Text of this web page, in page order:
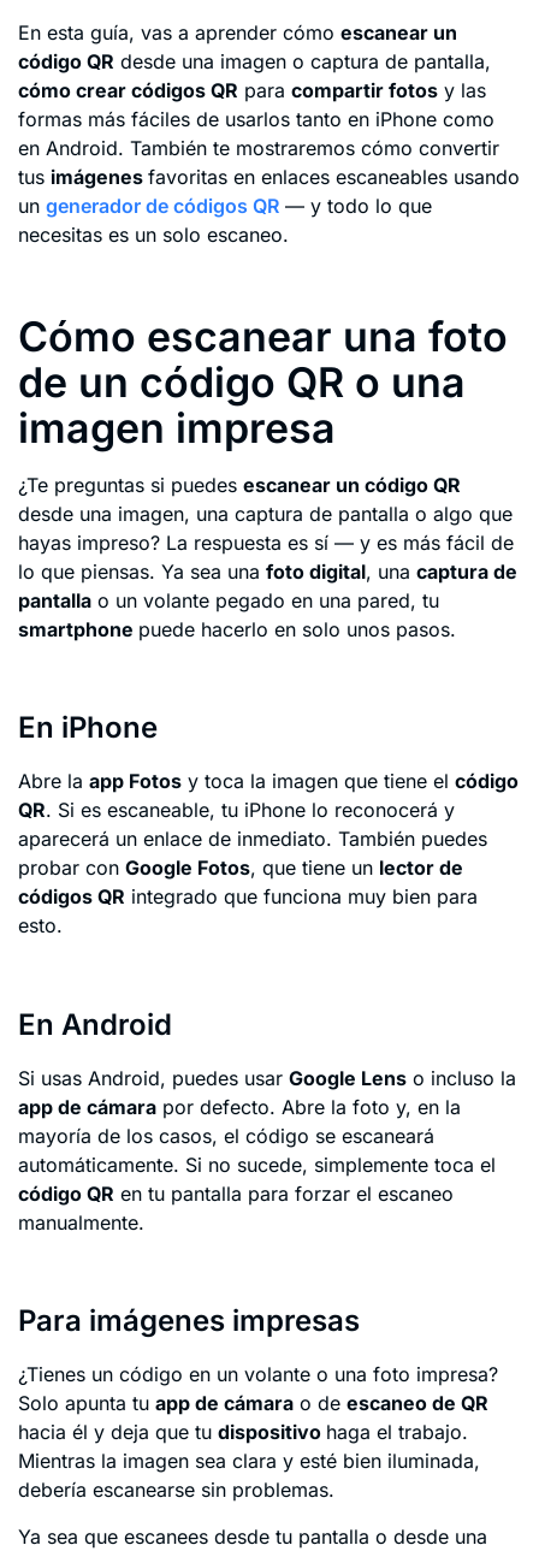
En esta guía, vas a aprender cómo escanear un
código QR desde una imagen o captura de pantalla,
cómo crear códigos QR para compartir fotos y las
formas más fáciles de usarlos tanto en iPhone como
en Android. También te mostraremos cómo convertir
tus imágenes favoritas en enlaces escaneables usando
un generador de códigos QR — y todo lo que
necesitas es un solo escaneo.
Cómo escanear una foto
de un código QR o una
imagen impresa
¿Te preguntas si puedes escanear un código QR
desde una imagen, una captura de pantalla o algo que
hayas impreso? La respuesta es sí — y es más fácil de
lo que piensas. Ya sea una foto digital, una captura de
pantalla o un volante pegado en una pared, tu
smartphone puede hacerlo en solo unos pasos.
En iPhone
Abre la app Fotos y toca la imagen que tiene el código
QR. Si es escaneable, tu iPhone lo reconocerá y
aparecerá un enlace de inmediato. También puedes
probar con Google Fotos, que tiene un lector de
códigos QR integrado que funciona muy bien para
esto.
En Android
Si usas Android, puedes usar Google Lens o incluso la
app de cámara por defecto. Abre la foto y, en la
mayoría de los casos, el código se escaneará
automáticamente. Si no sucede, simplemente toca el
código QR en tu pantalla para forzar el escaneo
manualmente.
Para imágenes impresas
¿Tienes un código en un volante o una foto impresa?
Solo apunta tu app de cámara o de escaneo de QR
hacia él y deja que tu dispositivo haga el trabajo.
Mientras la imagen sea clara y esté bien iluminada,
debería escanearse sin problemas.
Ya sea que escanees desde tu pantalla o desde una